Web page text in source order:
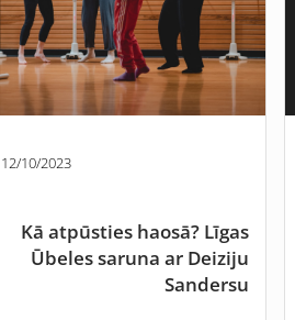
12/10/2023
Kā atpūsties haosā? Līgas
Ūbeles saruna ar Deiziju
Sandersu